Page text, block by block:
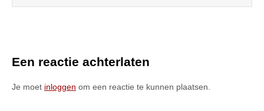
Een reactie achterlaten
Je moet inloggen om een reactie te kunnen plaatsen.